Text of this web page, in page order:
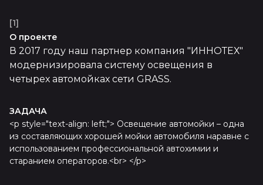
[1]
О проекте
В 2017 году наш партнер компания "ИННОТЕХ"
модернизировала систему освещения в
четырех автомойках сети GRASS.
ЗАДАЧА
<p style="text-align: left;"> Освещение автомойки – одна
из составляющих хорошей мойки автомобиля наравне с
использованием профессиональной автохимии и
старанием операторов.<br> </p>